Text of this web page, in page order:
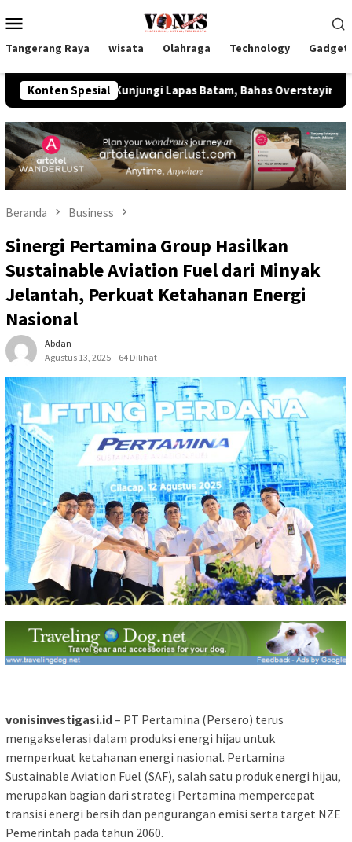
ke
Mobile
Tangerang Raya wisata Olahraga Technology
Konten Spesial
Kunjungi Lapas Batam, Bahas Overstaying dan KUHP Baru
Beranda Business
Sinergi Pertamina Group Hasilkan
Sustainable Aviation Fuel dari Minyak
Jelantah, Perkuat Ketahanan Energi
Nasional
Abdan
Agustus 13, 2025
64 Dilihat
vonisinvestigasi.id– PT Pertamina (Persero) terus
mengakselerasi dalam produksi energi hijau untuk
memperkuat ketahanan energi nasional. Pertamina
Sustainable Aviation Fuel (SAF), salah satu produk energi hijau,
merupakan bagian dari strategi Pertamina mempercepat
transisi energi bersih dan pengurangan emisi serta target NZE
Pemerintah pada tahun 2060.